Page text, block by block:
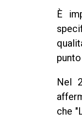
È
Nel
che